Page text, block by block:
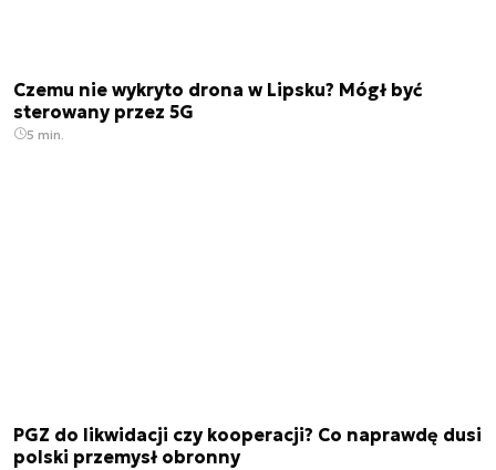
Czemu nie wykryto drona w Lipsku? Mógł być
sterowany przez 5G
5 min.
PGZ do likwidacji czy kooperacji? Co naprawdę dusi
polski przemysł obronny